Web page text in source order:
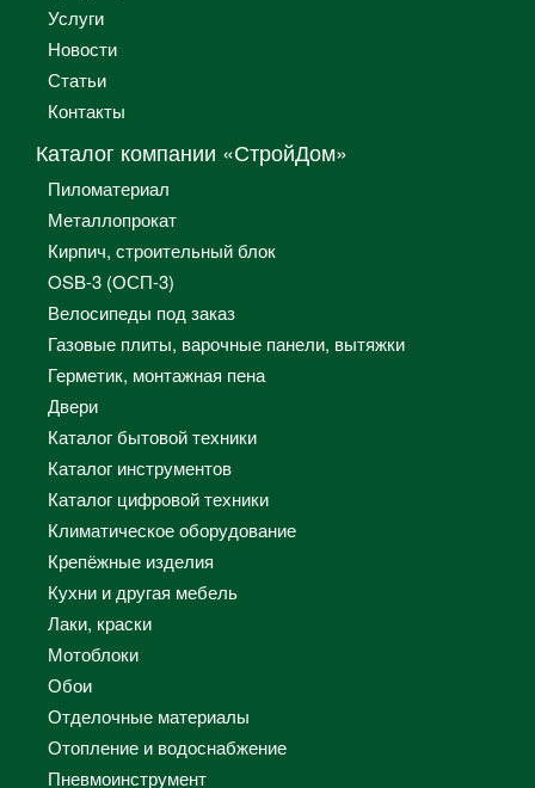
Услуги
Новости
Статьи
Контакты
Каталог компании «СтройДом»
Пиломатериал
Металлопрокат
Кирпич, строительный блок
OSB-3 (ОСП-3)
Велосипеды под заказ
Газовые плиты, варочные панели, вытяжки
Герметик, монтажная пена
Двери
Каталог бытовой техники
Каталог инструментов
Каталог цифровой техники
Климатическое оборудование
Крепёжные изделия
Кухни и другая мебель
Лаки, краски
Мотоблоки
Обои
Отделочные материалы
Отопление и водоснабжение
Пневмоинструмент